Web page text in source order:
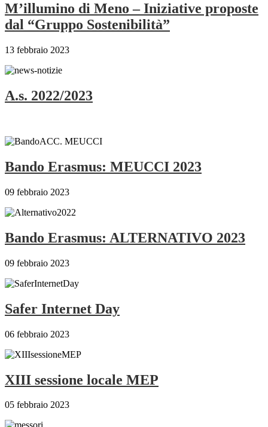
M’illumino di Meno – Iniziative proposte
dal “Gruppo Sostenibilità”
13 febbraio 2023
A.s. 2022/2023
Bando Erasmus: MEUCCI 2023
09 febbraio 2023
Bando Erasmus: ALTERNATIVO 2023
09 febbraio 2023
Safer Internet Day
06 febbraio 2023
XIII sessione locale MEP
05 febbraio 2023